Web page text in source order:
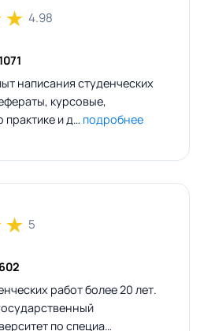
★ 4.98
написания студенческих
курсовые,
и д… подробнее
★ 5
602
работ более 20 лет.
по специа…